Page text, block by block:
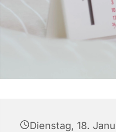
Dienstag, 18.